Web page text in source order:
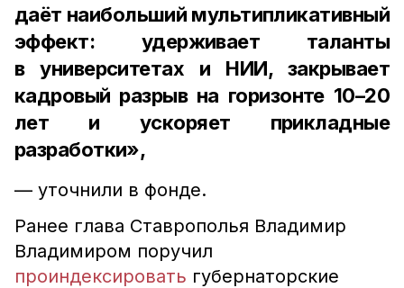
даёт наибольший мультипликативный
эффект: удерживает таланты
в университетах и НИИ, закрывает
кадровый разрыв на горизонте 10–20
лет и ускоряет прикладные
разработки»,
— уточнили в фонде.
Ранее глава Ставрополья Владимир
Владимиром поручил
проиндексировать губернаторские